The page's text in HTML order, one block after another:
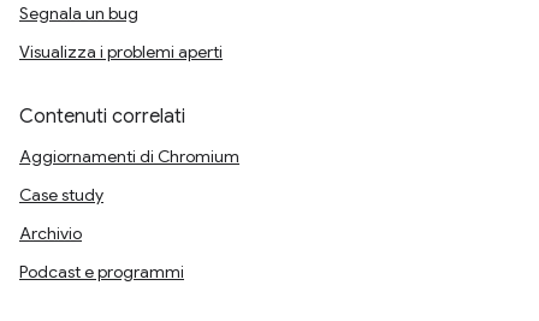
Segnala un bug
Visualizza i problemi aperti
Contenuti correlati
Aggiornamenti di Chromium
Case study
Archivio
Podcast e programmi